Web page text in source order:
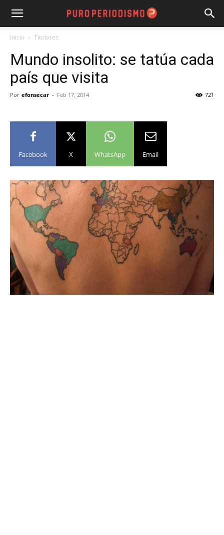
Inicio Titulares
Mundo insolito: se tatúa cada
país que visita
Por efonsecar - Feb 17, 2014 721
Facebook X WhatsApp Email